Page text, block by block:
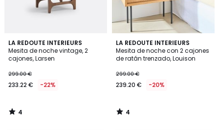
LA REDOUTE INTERIEURS
Mesita de noche vintage, 2
cajones, Larsen
299.00 €
233.22 € -22%
4
/
5
4
/
LA REDOUTE INTERIEURS
Mesita de noche con 2 cajones
de ratán trenzado, Louison
299.00 €
239.20 € -20%
4
/
5
4
/